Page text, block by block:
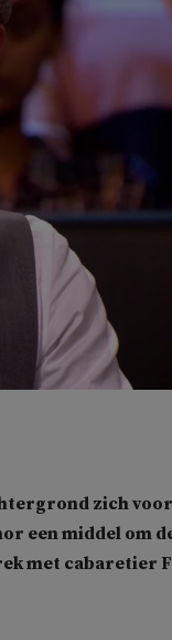
zich
een middel om
met cabaretier